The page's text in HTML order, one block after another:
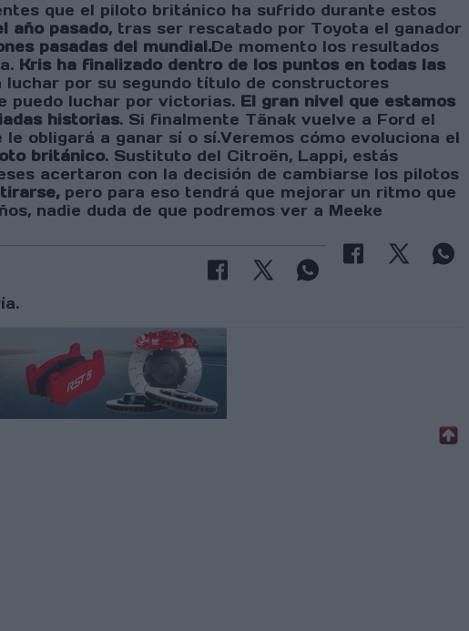
que el piloto británico ha sufrido durante estos
año pasado, tras ser rescatado por Toyota el ganador
pasadas del mundial.De momento los resultados
Kris ha finalizado dentro de los puntos en todas las
luchar por su segundo título de constructores
puedo luchar por victorias. El gran nivel que estamos
historias. Si finalmente Tänak vuelve a Ford el
obligará a ganar sí o sí.Veremos cómo evoluciona el
británico. Sustituto del Citroën, Lappi, estás
acertaron con la decisión de cambiarse los pilotos
pero para eso tendrá que mejorar un ritmo que
nadie duda de que podremos ver a Meeke